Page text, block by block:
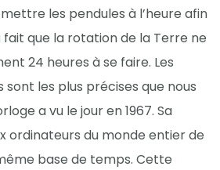
les pendules à l’heure afin
que la rotation de la Terre ne
24 heures à se faire. Les
les plus précises que nous
a vu le jour en 1967. Sa
ordinateurs du monde entier de
base de temps. Cette